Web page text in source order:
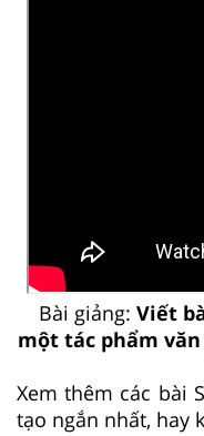
Bài giảng: Viết
một tác phẩm văn
Xem thêm các bài
tạo ngắn nhất, hay